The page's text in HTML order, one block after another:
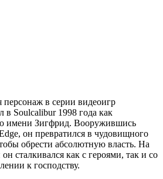
в серии видеоигр
в Soulcalibur 1998 года как
имени Зигфрид. Вооружившись
он превратился в чудовищного
обрести абсолютную власть. На
сталкивался как с героями, так и со
к господству.